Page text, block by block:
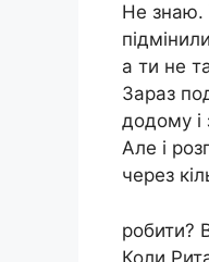
Не знаю.
а ти не
Зараз
додому і
Але і
через
робити?
Коли